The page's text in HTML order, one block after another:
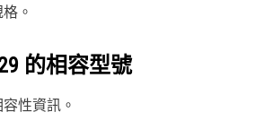
。
的相容型號
性資訊。